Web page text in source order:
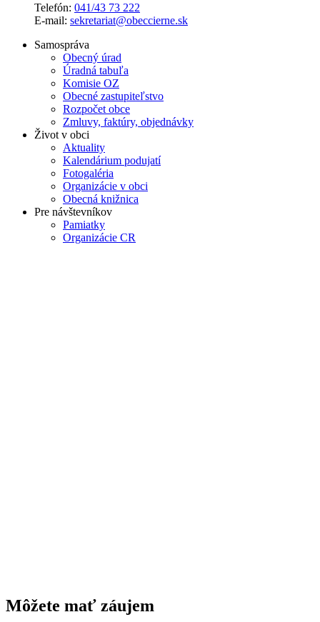
Telefón: 041/43 73 222
E-mail: sekretariat@obeccierne.sk
Samospráva
Obecný úrad
Úradná tabuľa
Komisie OZ
Obecné zastupiteľstvo
Rozpočet obce
Zmluvy, faktúry, objednávky
Život v obci
Aktuality
Kalendárium podujatí
Fotogaléria
Organizácie v obci
Obecná knižnica
Pre návštevníkov
Pamiatky
Organizácie CR
Môžete mať záujem